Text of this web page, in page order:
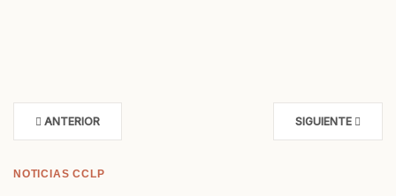
ANTERIOR SIGUIENTE
NOTICIAS CCLP